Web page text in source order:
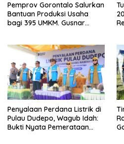
Pemprov Gorontalo Salurkan
Bantuan Produksi Usaha
bagi 395 UMKM. Gusnar
Bukan Konsumsi
Penyalaan Perdana Listrik di
Pulau Dudepo, Wagub Idah:
Bukti Nyata Pemerataan